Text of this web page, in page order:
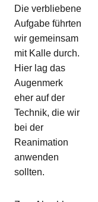
Die verbliebene
Aufgabe führten
wir gemeinsam
mit Kalle durch.
Hier lag das
Augenmerk
eher auf der
Technik, die wir
bei der
Reanimation
anwenden
sollten.